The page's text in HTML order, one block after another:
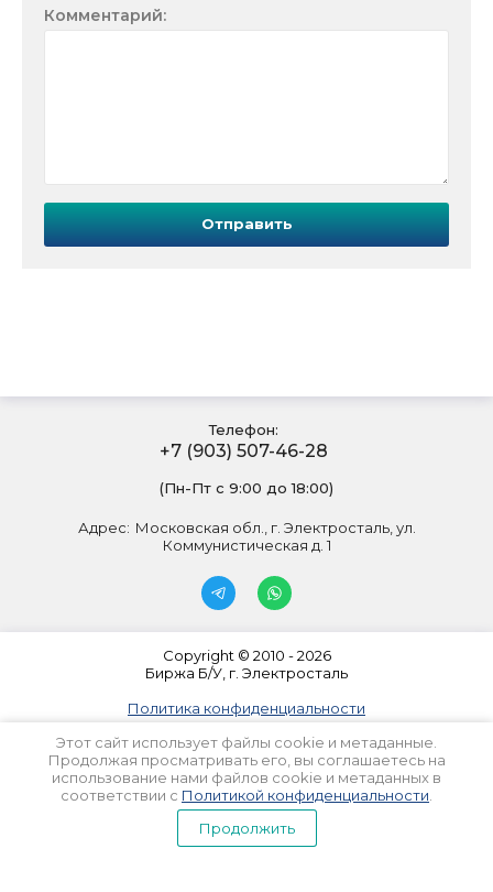
Этот сайт использует файлы cookie и метаданные.
Продолжая просматривать его, вы соглашаетесь на
использование нами файлов cookie и метаданных в
соответствии с Политикой конфиденциальности
Продолжить
Комментарий:
Отправить
Телефон:
+7 (903) 507-46-28
(Пн-Пт с 9:00 до 18:00)
Адрес: Московская обл., г. Электросталь, ул.
Коммунистическая д. 1
Copyright © 2010 - 2026
Биржа Б/У, г. Электросталь
Политика конфиденциальности